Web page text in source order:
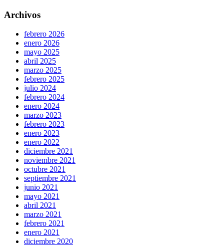
Archivos
febrero 2026
enero 2026
mayo 2025
abril 2025
marzo 2025
febrero 2025
julio 2024
febrero 2024
enero 2024
marzo 2023
febrero 2023
enero 2023
enero 2022
diciembre 2021
noviembre 2021
octubre 2021
septiembre 2021
junio 2021
mayo 2021
abril 2021
marzo 2021
febrero 2021
enero 2021
diciembre 2020